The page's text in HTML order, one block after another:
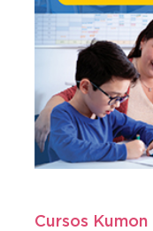
Cursos Kumon